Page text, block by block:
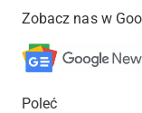
Zobacz nas w
Poleć